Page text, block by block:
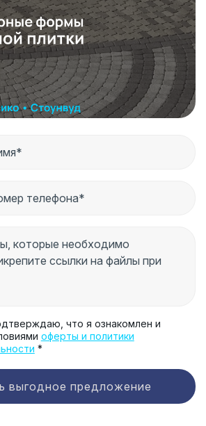
что я ознакомлен и
оферты и политики
*
выгодное предложение